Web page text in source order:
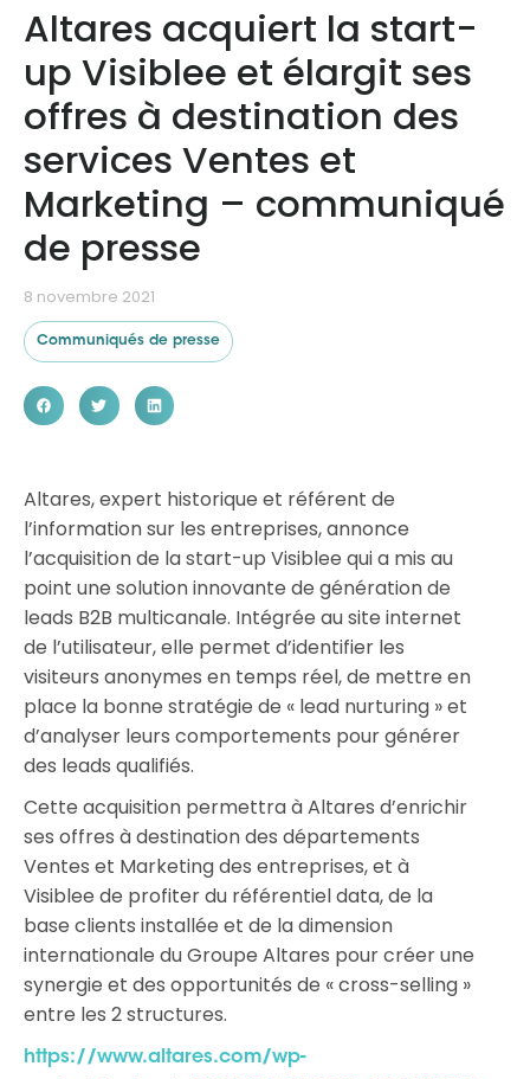
Altares acquiert la start-
up Visiblee et élargit ses
offres à destination des
services Ventes et
Marketing – communiqué
de presse
8 novembre 2021
Communiqués de presse
Altares, expert historique et référent de
l’information sur les entreprises, annonce
l’acquisition de la start-up Visiblee qui a mis au
point une solution innovante de génération de
leads B2B multicanale. Intégrée au site internet
de l’utilisateur, elle permet d’identifier les
visiteurs anonymes en temps réel, de mettre en
place la bonne stratégie de « lead nurturing » et
d’analyser leurs comportements pour générer
des leads qualifiés.
Cette acquisition permettra à Altares d’enrichir
ses offres à destination des départements
Ventes et Marketing des entreprises, et à
Visiblee de profiter du référentiel data, de la
base clients installée et de la dimension
internationale du Groupe Altares pour créer une
synergie et des opportunités de « cross-selling »
entre les 2 structures.
https://www.altares.com/wp-